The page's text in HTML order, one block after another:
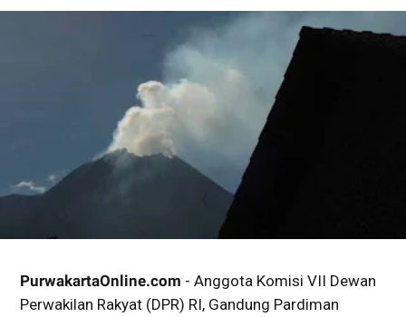
PurwakartaOnline.com - Anggota Komisi VII Dewan
Perwakilan Rakyat (DPR) RI, Gandung Pardiman